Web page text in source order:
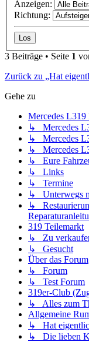
Anzeigen:
Richtung:
3 Beiträge • Seite 1
Zurück zu „Hat
Gehe zu
Mercedes L319
↳ Mercedes
↳ Mercedes
↳ Mercedes
↳ Eure
↳ Links
↳ Termine
↳ Unterwegs
↳
319 Teilemarkt
↳ Zu
↳ Gesucht
Über das Forum
↳ Forum
↳ Test Forum
319er-Club
↳ Alles zum
Allgemeine
↳ Hat
↳ Die lieben